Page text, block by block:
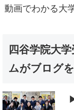
動画でわかる大
四谷学院大
ムがブログ